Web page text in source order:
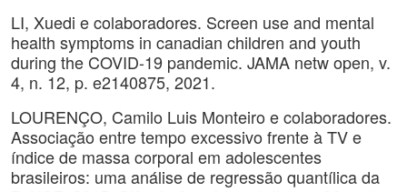
LI, Xuedi e colaboradores. Screen use and mental
health symptoms in canadian children and youth
during the COVID-19 pandemic. JAMA netw open, v.
4, n. 12, p. e2140875, 2021.
LOURENÇO, Camilo Luis Monteiro e colaboradores.
Associação entre tempo excessivo frente à TV e
índice de massa corporal em adolescentes
brasileiros: uma análise de regressão quantílica da